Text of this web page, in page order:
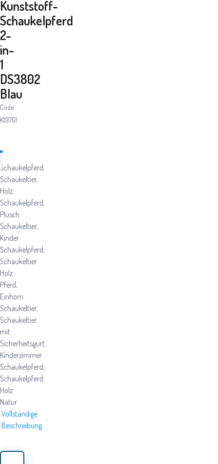
Kunststoff-
Schaukelpferd
2-
in-
1
DS3802
Blau
Code:
K19761
Schaukelpferd,
Schaukeltier,
Holz
Schaukelpferd,
Plüsch
Schaukeltier,
Kinder
Schaukelpferd,
Schaukeltier
Holz
Pferd,
Einhorn
Schaukeltier,
Schaukeltier
mit
Sicherheitsgurt,
Kinderzimmer
Schaukelpferd,
Schaukelpferd
Holz
Natur
Vollständige
Beschreibung